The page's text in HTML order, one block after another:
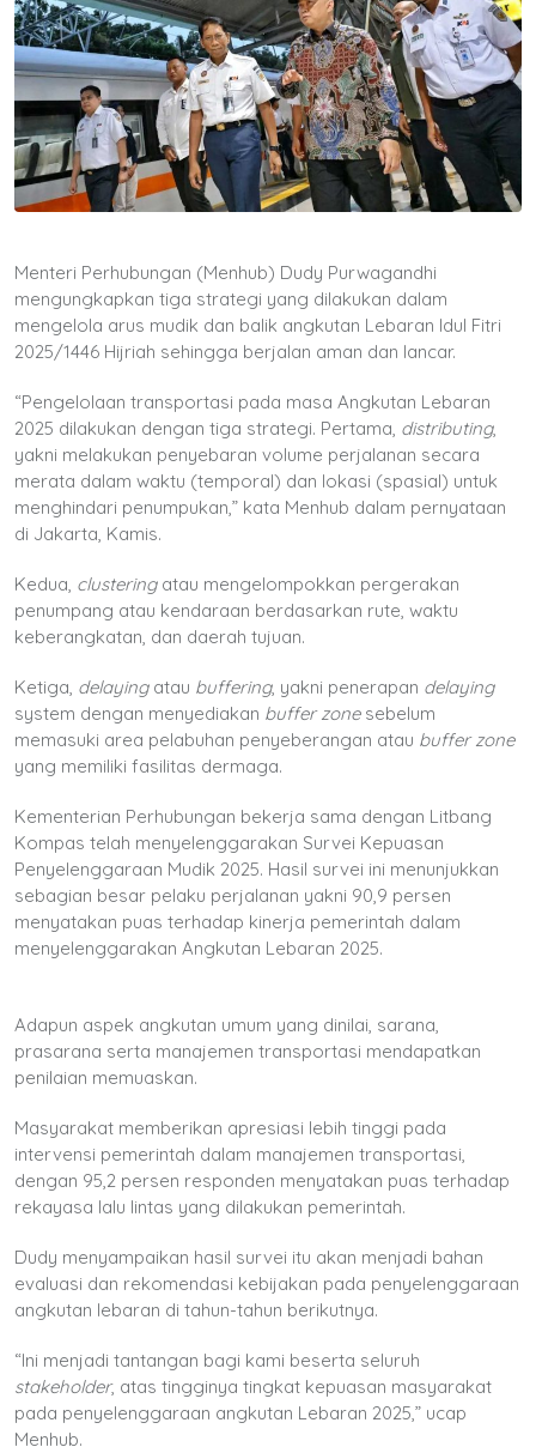
Menteri Perhubungan (Menhub) Dudy Purwagandhi
mengungkapkan tiga strategi yang dilakukan dalam
mengelola arus mudik dan balik angkutan Lebaran Idul Fitri
2025/1446 Hijriah sehingga berjalan aman dan lancar.
“Pengelolaan transportasi pada masa Angkutan Lebaran
2025 dilakukan dengan tiga strategi. Pertama, distributing,
yakni melakukan penyebaran volume perjalanan secara
merata dalam waktu (temporal) dan lokasi (spasial) untuk
menghindari penumpukan,” kata Menhub dalam pernyataan
di Jakarta, Kamis.
Kedua, clusteringatau mengelompokkan pergerakan
penumpang atau kendaraan berdasarkan rute, waktu
keberangkatan, dan daerah tujuan.
Ketiga, delayingatau buffering, yakni penerapan delaying
system dengan menyediakan buffer zone sebelum
memasuki area pelabuhan penyeberangan atau buffer zone
yang memiliki fasilitas dermaga.
Kementerian Perhubungan bekerja sama dengan Litbang
Kompas telah menyelenggarakan Survei Kepuasan
Penyelenggaraan Mudik 2025. Hasil survei ini menunjukkan
sebagian besar pelaku perjalanan yakni 90,9 persen
menyatakan puas terhadap kinerja pemerintah dalam
menyelenggarakan Angkutan Lebaran 2025.
Adapun aspek angkutan umum yang dinilai, sarana,
prasarana serta manajemen transportasi mendapatkan
penilaian memuaskan.
Masyarakat memberikan apresiasi lebih tinggi pada
intervensi pemerintah dalam manajemen transportasi,
dengan 95,2 persen responden menyatakan puas terhadap
rekayasa lalu lintas yang dilakukan pemerintah.
Dudy menyampaikan hasil survei itu akan menjadi bahan
evaluasi dan rekomendasi kebijakan pada penyelenggaraan
angkutan lebaran di tahun-tahun berikutnya.
“Ini menjadi tantangan bagi kami beserta seluruh
stakeholder, atas tingginya tingkat kepuasan masyarakat
pada penyelenggaraan angkutan Lebaran 2025,” ucap
Menhub.